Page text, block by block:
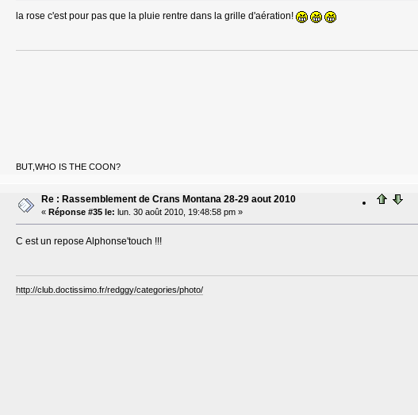
la rose c'est pour pas que la pluie rentre dans la grille d'aération!
BUT,WHO IS THE COON?
Re : Rassemblement de Crans Montana 28-29 aout 2010
« Réponse #35 le: lun. 30 août 2010, 19:48:58 pm »
C est un repose Alphonse'touch !!!
http://club.doctissimo.fr/redggy/categories/photo/